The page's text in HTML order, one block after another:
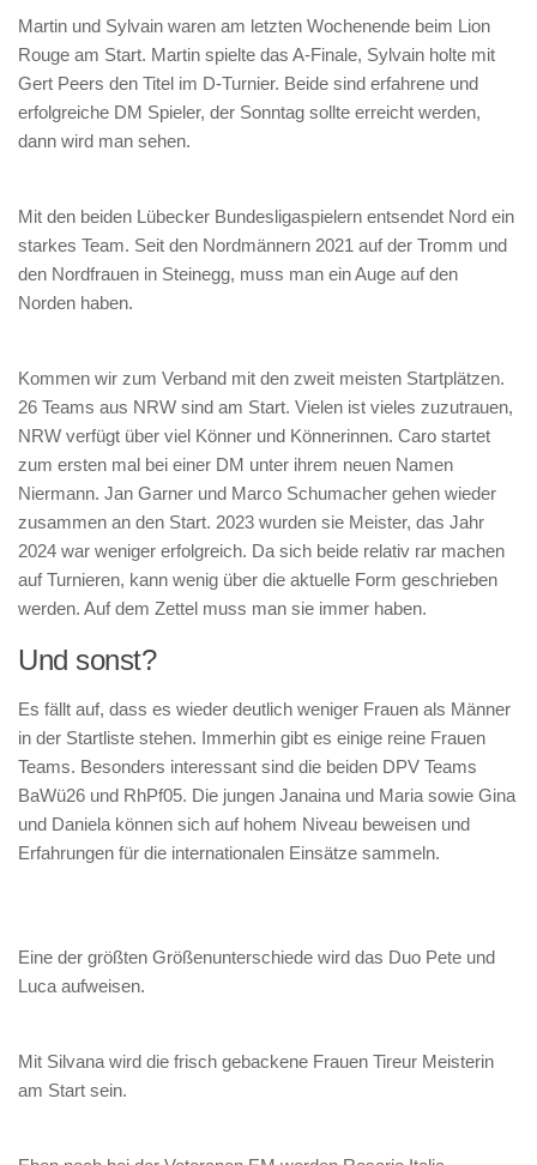
Martin und Sylvain waren am letzten Wochenende beim Lion
Rouge am Start. Martin spielte das A-Finale, Sylvain holte mit
Gert Peers den Titel im D-Turnier. Beide sind erfahrene und
erfolgreiche DM Spieler, der Sonntag sollte erreicht werden,
dann wird man sehen.
Mit den beiden Lübecker Bundesligaspielern entsendet Nord ein
starkes Team. Seit den Nordmännern 2021 auf der Tromm und
den Nordfrauen in Steinegg, muss man ein Auge auf den
Norden haben.
Kommen wir zum Verband mit den zweit meisten Startplätzen.
26 Teams aus NRW sind am Start. Vielen ist vieles zuzutrauen,
NRW verfügt über viel Könner und Könnerinnen. Caro startet
zum ersten mal bei einer DM unter ihrem neuen Namen
Niermann. Jan Garner und Marco Schumacher gehen wieder
zusammen an den Start. 2023 wurden sie Meister, das Jahr
2024 war weniger erfolgreich. Da sich beide relativ rar machen
auf Turnieren, kann wenig über die aktuelle Form geschrieben
werden. Auf dem Zettel muss man sie immer haben.
Und sonst?
Es fällt auf, dass es wieder deutlich weniger Frauen als Männer
in der Startliste stehen. Immerhin gibt es einige reine Frauen
Teams. Besonders interessant sind die beiden DPV Teams
BaWü26 und RhPf05. Die jungen Janaina und Maria sowie Gina
und Daniela können sich auf hohem Niveau beweisen und
Erfahrungen für die internationalen Einsätze sammeln.
Eine der größten Größenunterschiede wird das Duo Pete und
Luca aufweisen.
Mit Silvana wird die frisch gebackene Frauen Tireur Meisterin
am Start sein.